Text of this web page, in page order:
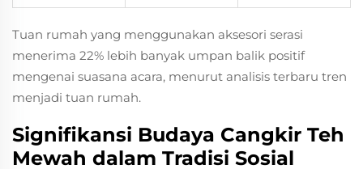
Tuan rumah yang menggunakan aksesori serasi
menerima 22% lebih banyak umpan balik positif
mengenai suasana acara, menurut analisis terbaru tren
menjadi tuan rumah.
Signifikansi Budaya Cangkir Teh
Mewah dalam Tradisi Sosial